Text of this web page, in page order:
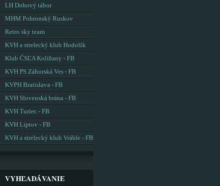
LH Dobový tábor
MHM Pohronský Ruskov
Retro sky team
KVH a strelecký klub Hodošík
Klub ČSĽA Kolíňany - FB
KVH PS Záhorská Ves - FB
KVPH Bratislava - FB
KVH Slovenská brána - FB
KVH Turiec - FB
KVH Liptov - FB
KVH a strelecký klub Vráble - FB
VYHĽADÁVANIE